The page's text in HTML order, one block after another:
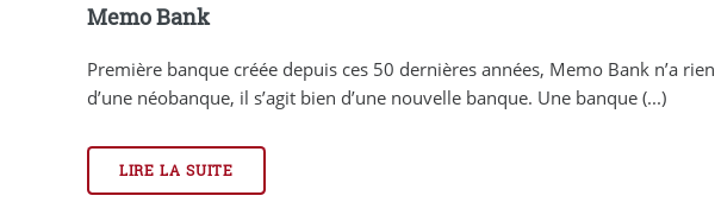
Memo Bank
Première banque créée depuis ces 50 dernières années, Memo Bank n’a rien
d’une néobanque, il s’agit bien d’une nouvelle banque. Une banque (...)
LIRE LA SUITE